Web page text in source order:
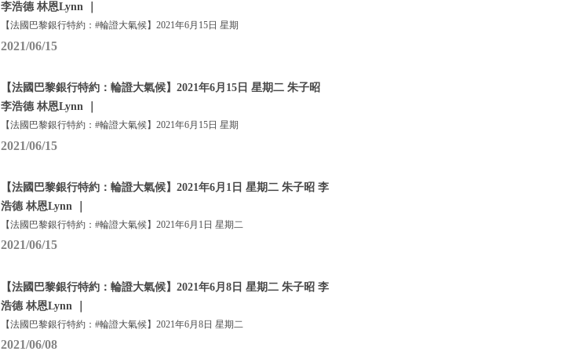
李浩德 林恩Lynn ｜
【法國巴黎銀行特約：#輪證大氣候】2021年6月15日 星期
2021/06/15
【法國巴黎銀行特約：輪證大氣候】2021年6月15日 星期二 朱子昭
李浩德 林恩Lynn ｜
【法國巴黎銀行特約：#輪證大氣候】2021年6月15日 星期
2021/06/15
【法國巴黎銀行特約：輪證大氣候】2021年6月1日 星期二 朱子昭 李
浩德 林恩Lynn ｜
【法國巴黎銀行特約：#輪證大氣候】2021年6月1日 星期二
2021/06/15
【法國巴黎銀行特約：輪證大氣候】2021年6月8日 星期二 朱子昭 李
浩德 林恩Lynn ｜
【法國巴黎銀行特約：#輪證大氣候】2021年6月8日 星期二
2021/06/08